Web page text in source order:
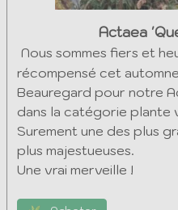
Actaea
Nous sommes fiers et
récompensé cet
Beauregard pour notre
dans la catégorie plante
Surement une des plus
plus majestueuses.
Une vrai merveille !